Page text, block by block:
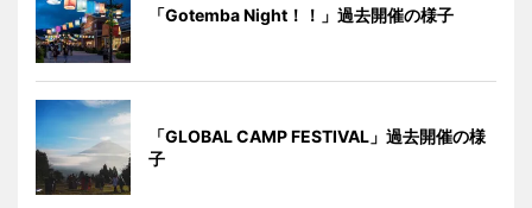
「Gotemba Night！！」過去開催の様子
「GLOBAL CAMP FESTIVAL」過去開催の様
子